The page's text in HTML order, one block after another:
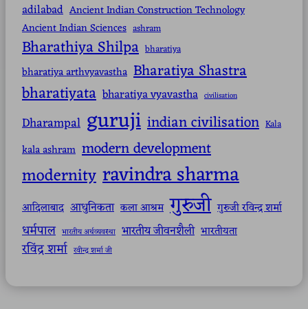
adilabad Ancient Indian Construction Technology
Ancient Indian Sciences ashram
Bharathiya Shilpa bharatiya
bharatiya arthvyavastha Bharatiya Shastra
bharatiyata bharatiya vyavastha civilisation
Dharampal guruji indian civilisation Kala
kala ashram modern development
modernity ravindra sharma
आदिलाबाद आधुनिकता कला आश्रम गुरुजी गुरुजी रविन्द्र शर्मा
धर्मपाल भारतीय अर्थव्यवस्था भारतीय जीवनशैली भारतीयता
रविंद्र शर्मा रवीन्द्र शर्मा जी